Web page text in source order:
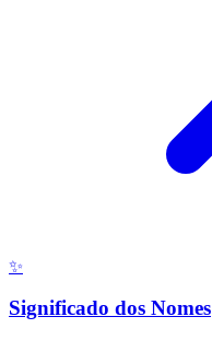
✨
Significado dos Nomes